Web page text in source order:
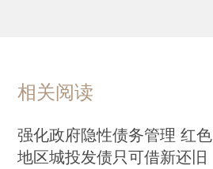
相关阅读
强化政府隐性债务管理 红色
地区城投发债只可借新还旧